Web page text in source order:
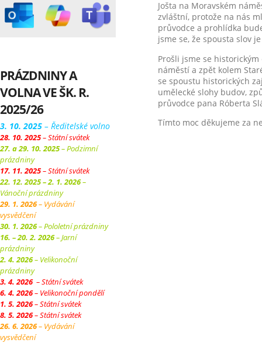
PRÁZDNINY A
VOLNA VE ŠK. R.
2025/26
3. 10. 2025 – Ředitelské volno
28. 10. 2025– Státní svátek
27. a 29. 10. 2025– Podzimní
prázdniny
17. 11. 2025– Státní svátek
22. 12. 2025 – 2. 1. 2026–
Vánoční prázdniny
29. 1. 2026– Vydávání
vysvědčení
30. 1. 2026– Pololetní prázdniny
16. – 20. 2. 2026– Jarní
prázdniny
2. 4. 2026– Velikonoční
prázdniny
3. 4. 2026– Státní svátek
6. 4. 2026– Velikonoční pondělí
1. 5. 2026– Státní svátek
8. 5. 2026– Státní svátek
26. 6. 2026– Vydávání
vysvědčení
Jošta na Moravském
zvláštní, protože na nás
průvodce a prohlídka
jsme se, že spousta slov
Prošli jsme se
náměstí a zpět kolem
se spoustu historických
umělecké slohy budov,
průvodce pana Róberta
Tímto moc děkujeme za